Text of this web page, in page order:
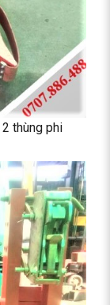
thùng phi